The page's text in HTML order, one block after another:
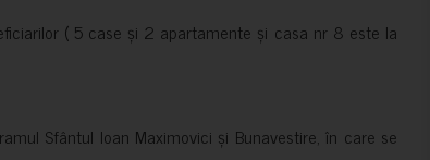
( 5 case și 2 apartamente și casa nr 8 este la
Sfântul Ioan Maximovici și Bunavestire, în care se